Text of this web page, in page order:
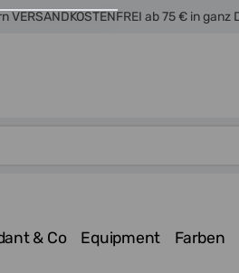
VERSANDKOSTENFREI ab 75 € in
& Co Equipment Farben